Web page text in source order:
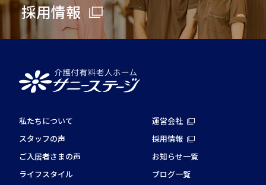
採用情報
私たちについて
スタッフの声
ご入居者さまの声
ライフスタイル
運営会社
採用情報
お知らせ一覧
ブログ一覧